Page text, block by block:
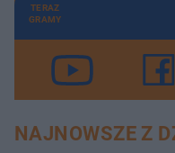
TERAZ
GRAMY
NAJNOWSZE Z